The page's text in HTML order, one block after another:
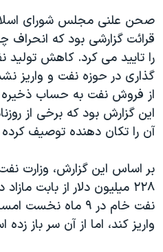
گالری عکس
آرشیو پخش زنده
اعتراضات زن، زندگی، آزادی
مجموعه مستندهای دادخواهی
تریبونال مردمی آبان ۹۸
دادگاه حمید نوری
چهل سال گروگان‌گیری
اعتراضات مردمی آبان ۹۸
اسرائیل در جنگ
نرگس محمدی برنده جایزه نوبل
صحن علنی مجلس شورای
قرائت گزارشی بود که انحراف
را تایید می کرد. کاهش تولید
گذاری در حوزه نفت و واریز
از فروش نفت به حساب
این گزارش بود که برخی از
آن را تکان دهنده توصیف کرده
۲۲۸ میلیون دلار از بابت
نفت خام در ۹ ماه
واریز کند، اما از آن سر باز زده